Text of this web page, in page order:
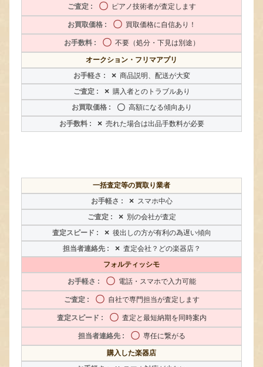
〇 ピアノ技術者が査定します
〇 買取価格に自信あり！
〇 不要（処分・下見は別途）
オークション・フリマアプリ
× 商品説明、配送が大変
× 購入者とのトラブルあり
〇 高額になる傾向あり
× 売れた場合は出品手数料が必要
一括査定等の買取り業者
× スマホ中心
× 別の会社が査定
× 後出しの方が有利の為遅い傾向
× 査定会社？どの楽器店？
フォルティッシモ
〇 電話・スマホで入力可能
〇 自社で専門担当が査定します
〇 査定と最短納期を同時案内
〇 専任に繋がる
購入した楽器店